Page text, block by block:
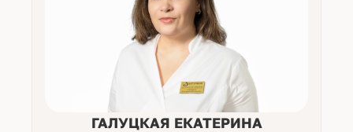
ГАЛУЦКАЯ ЕКАТЕРИНА